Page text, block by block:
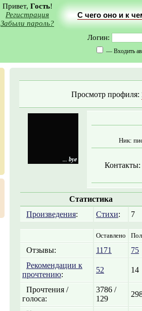
Привет, Гость!
Регистрация
Забыли пароль?
С чего оно и к
Логин:
— Входить
Просмотр профиля:
Ник:
Контакты:
Статистика
Произведения: Стихи: 7
Оставлено
Отзывы: 1171
75
Рекомендации к
прочтению:
52 14
Прочтения /
голоса:
3786 /
129